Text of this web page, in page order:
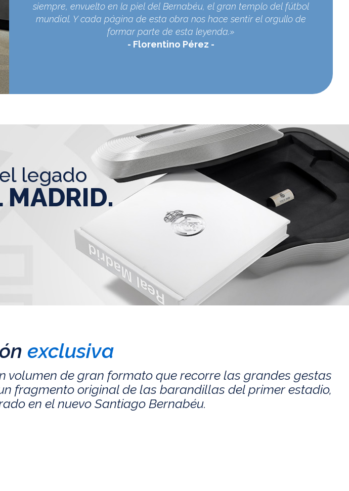
siempre, envuelto en la piel del Bernabéu, el gran templo del fútbol
mundial. Y cada página de esta obra nos hace sentir el orgullo de
formar parte de esta leyenda.»
Florentino Pérez
legado
MADRID.
exclusiva
de gran formato que recorre las grandes gestas
fragmento original de las barandillas del primer estadio,
en el nuevo Santiago Bernabéu.